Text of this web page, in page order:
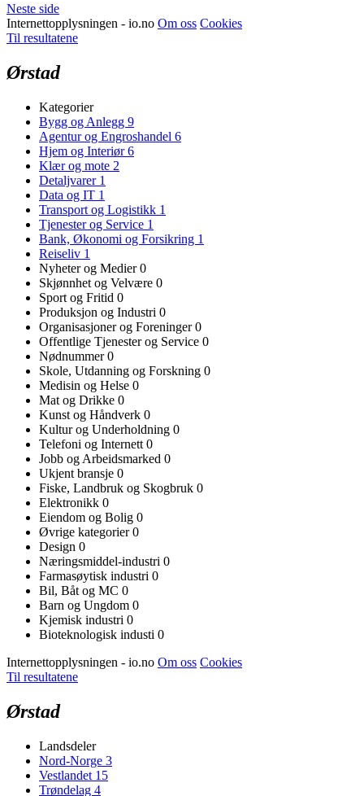
Neste side
Internettopplysningen - io.no Om oss Cookies
Til resultatene
Ørstad
Kategorier
Bygg og Anlegg 9
Agentur og Engroshandel 6
Hjem og Interiør6
Klær og mote 2
Detaljvarer 1
Data og IT 1
Transport og Logistikk 1
Tjenester og Service 1
Bank, Økonomi og Forsikring 1
Reiseliv 1
Nyheter og Medier0
Skjønnhet og Velvære 0
Sport og Fritid 0
Produksjon og Industri 0
Organisasjoner og Foreninger0
Offentlige Tjenester og Service 0
Nødnummer0
Skole, Utdanning og Forskning 0
Medisin og Helse 0
Mat og Drikke 0
Kunst og Håndverk 0
Kultur og Underholdning 0
Telefoni og Internett 0
Jobb og Arbeidsmarked 0
Ukjent bransje 0
Fiske, Landbruk og Skogbruk 0
Elektronikk 0
Eiendom og Bolig 0
Øvrige kategorier0
Design 0
Næringsmiddel-industri 0
Farmasøytisk industri 0
Bil, Båt og MC 0
Barn og Ungdom 0
Kjemisk industri 0
Bioteknologisk industi 0
Internettopplysningen - io.no Om oss Cookies
Til resultatene
Ørstad
Landsdeler
Nord-Norge 3
Vestlandet 15
Trøndelag 4